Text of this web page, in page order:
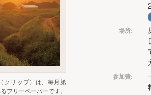
場所:
参加費:
クリップ）は、毎月第
フリーペーパーです。